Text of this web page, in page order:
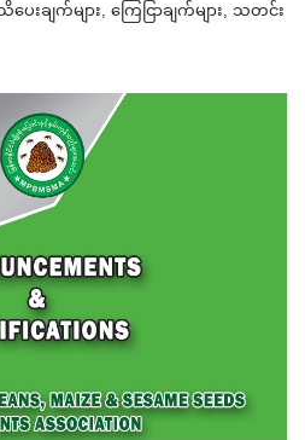
ပေးချက်များ, ကြေငြာချက်များ, သတင်း